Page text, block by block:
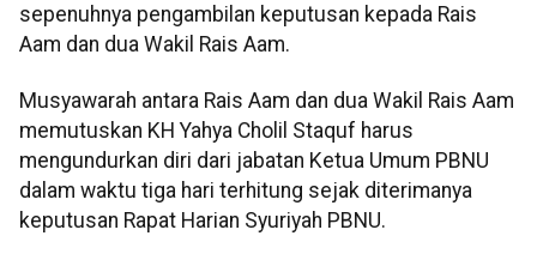
sepenuhnya pengambilan keputusan kepada Rais
Aam dan dua Wakil Rais Aam.
Musyawarah antara Rais Aam dan dua Wakil Rais Aam
memutuskan KH Yahya Cholil Staquf harus
mengundurkan diri dari jabatan Ketua Umum PBNU
dalam waktu tiga hari terhitung sejak diterimanya
keputusan Rapat Harian Syuriyah PBNU.